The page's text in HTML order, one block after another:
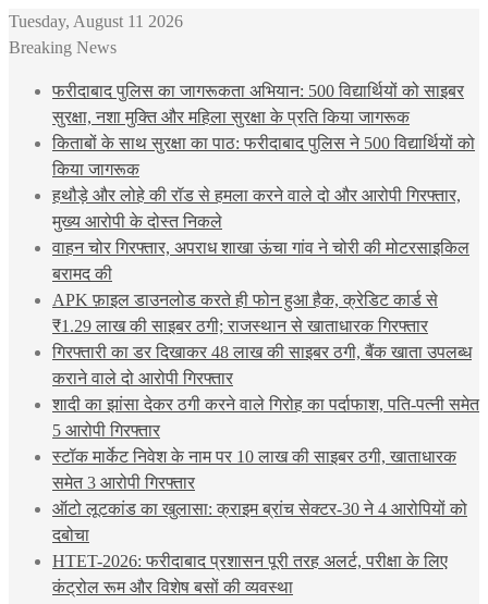
Tuesday, August 11 2026
Breaking News
फरीदाबाद पुलिस का जागरूकता अभियान: 500 विद्यार्थियों को साइबर
सुरक्षा, नशा मुक्ति और महिला सुरक्षा के प्रति किया जागरूक
किताबों के साथ सुरक्षा का पाठ: फरीदाबाद पुलिस ने 500 विद्यार्थियों को
किया जागरूक
हथौड़े और लोहे की रॉड से हमला करने वाले दो और आरोपी गिरफ्तार,
मुख्य आरोपी के दोस्त निकले
वाहन चोर गिरफ्तार, अपराध शाखा ऊंचा गांव ने चोरी की मोटरसाइकिल
बरामद की
APK फ़ाइल डाउनलोड करते ही फोन हुआ हैक, क्रेडिट कार्ड से
₹1.29 लाख की साइबर ठगी; राजस्थान से खाताधारक गिरफ्तार
गिरफ्तारी का डर दिखाकर 48 लाख की साइबर ठगी, बैंक खाता उपलब्ध
कराने वाले दो आरोपी गिरफ्तार
शादी का झांसा देकर ठगी करने वाले गिरोह का पर्दाफाश, पति-पत्नी समेत
5 आरोपी गिरफ्तार
स्टॉक मार्केट निवेश के नाम पर 10 लाख की साइबर ठगी, खाताधारक
समेत 3 आरोपी गिरफ्तार
ऑटो लूटकांड का खुलासा: क्राइम ब्रांच सेक्टर-30 ने 4 आरोपियों को
दबोचा
HTET-2026: फरीदाबाद प्रशासन पूरी तरह अलर्ट, परीक्षा के लिए
कंट्रोल रूम और विशेष बसों की व्यवस्था